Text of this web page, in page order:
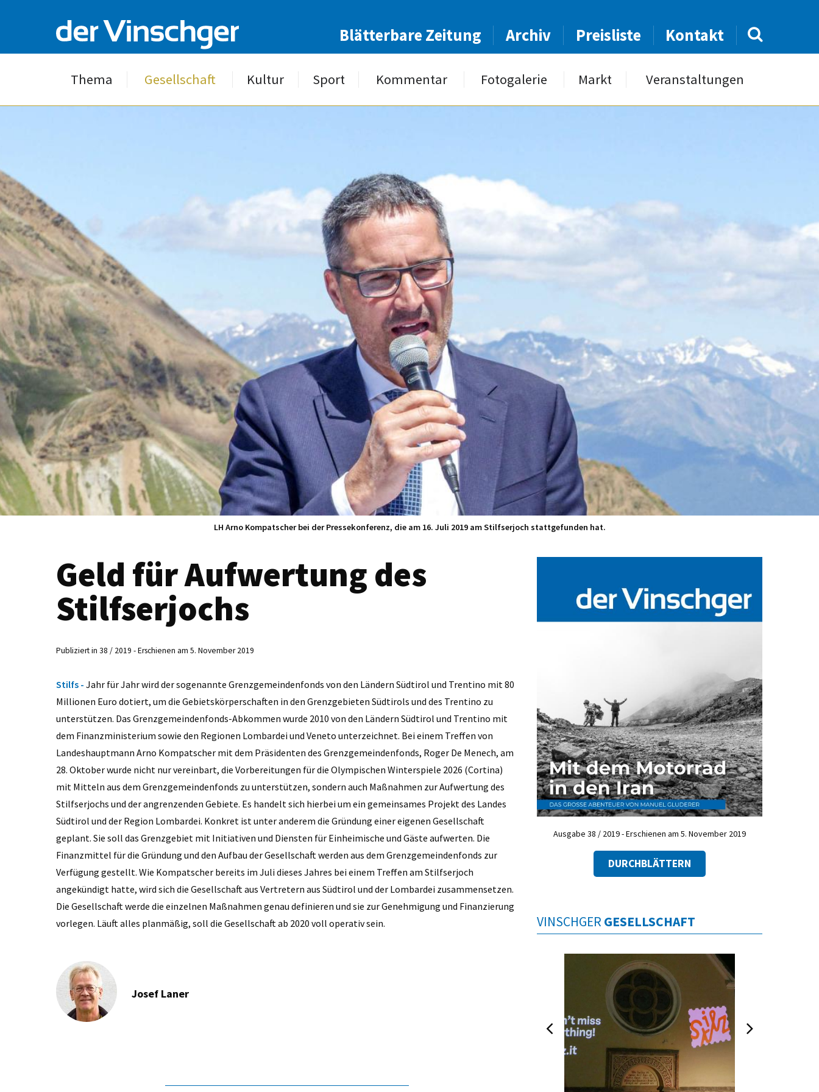
Blätterbare Zeitung Archiv Preisliste Kontakt
Thema Gesellschaft Kultur Sport Kommentar Fotogalerie Markt Veranstaltungen
LH Arno Kompatscher bei der Pressekonferenz, die am 16. Juli 2019 am Stilfserjoch stattgefunden hat.
Geld für Aufwertung des
Stilfserjochs
Publiziert in 38 / 2019 - Erschienen am 5. November 2019
Stilfs - Jahr für Jahr wird der sogenannte Grenzgemeindenfonds von den Ländern Südtirol und Trentino mit 80
Millionen Euro dotiert, um die Gebietskörperschaften in den Grenzgebieten Südtirols und des Trentino zu
unterstützen. Das Grenzgemeindenfonds-Abkommen wurde 2010 von den Ländern Südtirol und Trentino mit
dem Finanzministerium sowie den Regionen Lombardei und Veneto unterzeichnet. Bei einem Treffen von
Landeshauptmann Arno Kompatscher mit dem Präsidenten des Grenzgemeindenfonds, Roger De Menech, am
28. Oktober wurde nicht nur vereinbart, die Vorbereitungen für die Olympischen Winterspiele 2026 (Cortina)
mit Mitteln aus dem Grenzgemeindenfonds zu unterstützen, sondern auch Maßnahmen zur Aufwertung des
Stilfserjochs und der angrenzenden Gebiete. Es handelt sich hierbei um ein gemeinsames Projekt des Landes
Südtirol und der Region Lombardei. Konkret ist unter anderem die Gründung einer eigenen Gesellschaft
geplant. Sie soll das Grenzgebiet mit Initiativen und Diensten für Einheimische und Gäste aufwerten. Die
Finanzmittel für die Gründung und den Aufbau der Gesellschaft werden aus dem Grenzgemeindenfonds zur
Verfügung gestellt. Wie Kompatscher bereits im Juli dieses Jahres bei einem Treffen am Stilfserjoch
angekündigt hatte, wird sich die Gesellschaft aus Vertretern aus Südtirol und der Lombardei zusammensetzen.
Die Gesellschaft werde die einzelnen Maßnahmen genau definieren und sie zur Genehmigung und Finanzierung
vorlegen. Läuft alles planmäßig, soll die Gesellschaft ab 2020 voll operativ sein.
Josef Laner
Ausgabe 38 / 2019 - Erschienen am 5. November 2019
DURCHBLÄTTERN
VINSCHGER GESELLSCHAFT